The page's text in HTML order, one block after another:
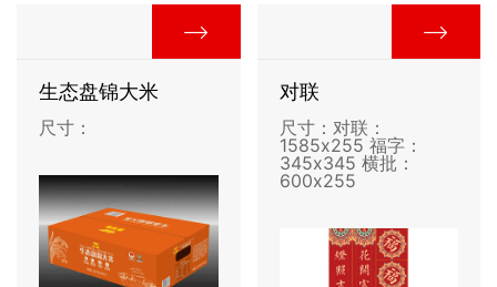
生态盘锦大米
尺寸：
对联
尺寸：对联：
1585x255 福字：
345x345 横批：
600x255